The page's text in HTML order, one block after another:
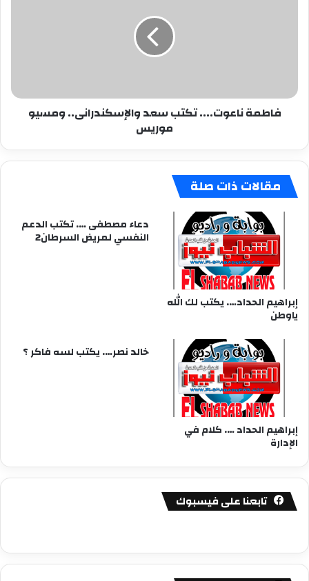
فاطمة ناعوت.... تكتب سعد والإسكندرانى.. ومسيو
موريس
مقالات ذات صلة
إبراهيم الحداد…. يكتب لك الله
ياوطن
دعاء مصطفى …. تكتب الدعم
النفسي لمريض السرطان2
إبراهيم الحداد …. كلام في
الإدارة
خالد نصر…. يكتب لسه فاكر ؟
تابعنا على فيسبوك